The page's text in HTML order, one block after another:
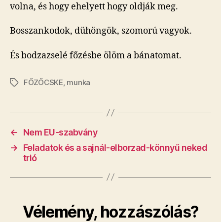
volna, és hogy ehelyett hogy oldják meg.
Bosszankodok, dühöngök, szomorú vagyok.
És bodzazselé főzésbe ölöm a bánatomat.
CímkékFŐZŐCSKE munka
←
Nem EU-szabvány
→
Feladatok és a sajnál-elborzad-könnyű neked
trió
Vélemény, hozzászólás?